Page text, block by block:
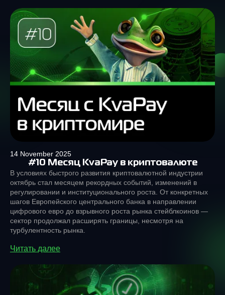
14 November 2025
#10 Месяц KvaPay в криптовалюте
В условиях быстрого развития криптовалютной индустрии
октябрь стал месяцем рекордных событий, изменений в
регулировании и институционального роста. От конкретных
шагов Европейского центрального банка в направлении
цифрового евро до взрывного роста рынка стейблкоинов —
сектор продолжал расширять границы, несмотря на
турбулентность рынка.
Читать далее